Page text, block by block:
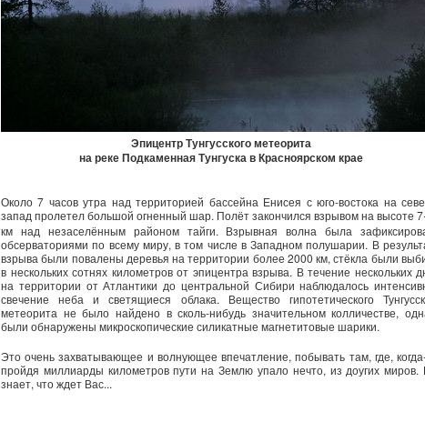
Эпицентр Тунгусского метеорита
на реке Подкаменная Тунгуска в Красноярском крае
Около 7 часов утра над территорией бассейна Енисея с юго-востока на
запад пролетел большой огненный шар. Полёт закончился взрывом на высоте 7
км над незаселённым районом тайги. Взрывная волна была
обсерваториями по всему миру, в том числе в Западном полушарии. В
взрыва были повалены деревья на территории более 2000 км, стёкла были
в нескольких сотнях километров от эпицентра взрыва. В течение нескольких
на территории от Атлантики до центральной Сибири наблюдалось
свечение неба и светящиеся облака. Вещество гипотетического
метеорита не было найдено в сколь-нибудь значительном колличестве,
были обнаружены микроскопические силикатные магнетитовые шарики.
Это очень захватывающее и волнующее впечатление, побывать там, где,
пройдя миллиарды километров пути на Землю упало нечто, из доугих миров.
знает, что ждет Вас...